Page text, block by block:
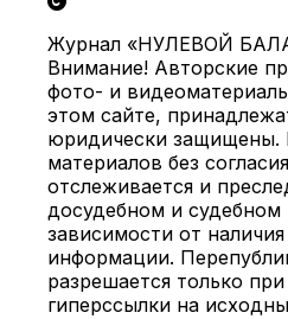
Журнал «НУЛЕВОЙ
Внимание! Авторские
фото- и
этом сайте,
юридически защищены.
материалов без
отслеживается и
досудебном и судебном
зависимости от
информации.
разрешается только
гиперссылки на